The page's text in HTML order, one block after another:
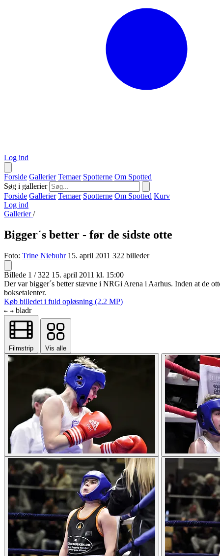
Log ind
Forside Gallerier Temaer Spotterne Om Spotted
Søg i gallerier
Forside Gallerier Temaer Spotterne Om Spotted Kurv
Log ind
Gallerier/
Bigger´s better - før de sidste otte
Foto: Trine Niebuhr 15. april 2011 322 billeder
Billede 1 / 322 15. april 2011 kl. 15:00
Der var bigger´s better stævne i NRGi Arena i Aarhus. Inden at de
boksetalenter.
Køb billedet i fuld opløsning (2.2 MP)
← → bladr
Filmstrip Vis alle